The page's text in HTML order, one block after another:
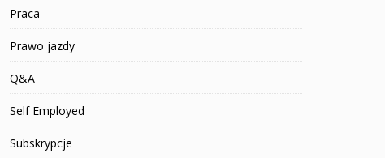
Praca
Prawo jazdy
Q&A
Self Employed
Subskrypcje